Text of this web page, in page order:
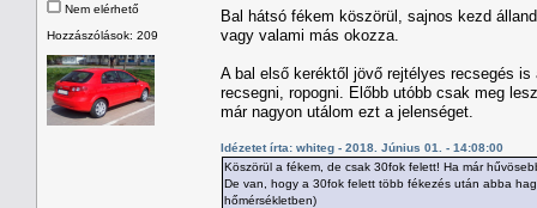
Nem elérhető
Hozzászólások: 209
Bal hátsó fékem köszörül, sajnos kezd
vagy valami más okozza.
A bal első keréktől jövő rejtélyes recsegés
recsegni, ropogni. Előbb utóbb csak meg
már nagyon utálom ezt a jelenséget.
Idézetet írta: whiteg - 2018. Június 01. - 14:08:00
Köszörül a fékem, de csak 30fok felett! Ha már
De van, hogy a 30fok felett több fékezés után abba
hőmérsékletben)